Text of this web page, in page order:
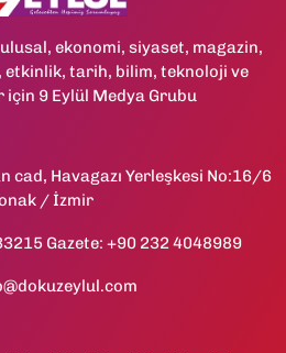
ekonomi, siyaset, magazin,
etkinlik, tarih, bilim, teknoloji ve
için 9 Eylül Medya Grubu
cad, Havagazı Yerleşkesi No:16/6
/ İzmir
Gazete: +90 232 4048989